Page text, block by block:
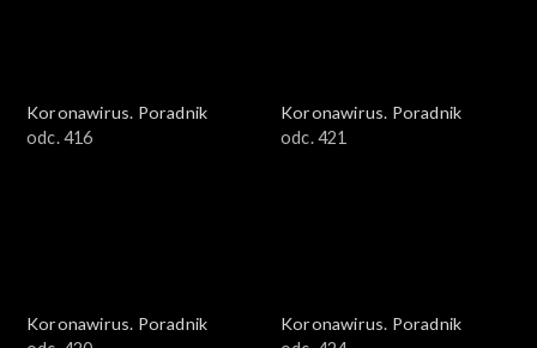
Koronawirus. Poradnik
odc. 416
Koronawirus. Poradnik
odc. 421
Koronawirus. Poradnik
Koronawirus. Poradnik